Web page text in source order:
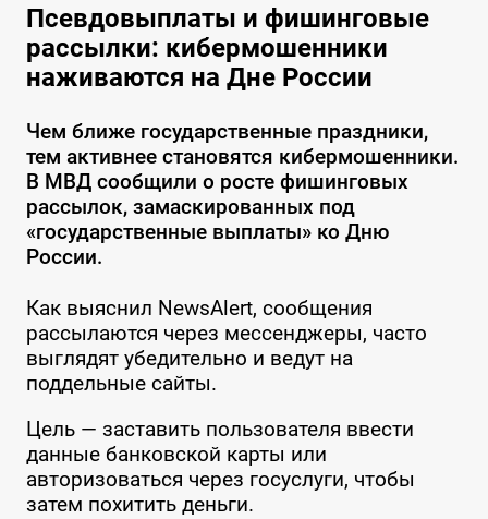
Псевдовыплаты и фишинговые
рассылки: кибермошенники
наживаются на Дне России
Чем ближе государственные праздники,
тем активнее становятся кибермошенники.
В МВД сообщили о росте фишинговых
рассылок, замаскированных под
«государственные выплаты» ко Дню
России.
Как выяснил NewsAlert, сообщения
рассылаются через мессенджеры, часто
выглядят убедительно и ведут на
поддельные сайты.
Цель — заставить пользователя ввести
данные банковской карты или
авторизоваться через госуслуги, чтобы
затем похитить деньги.